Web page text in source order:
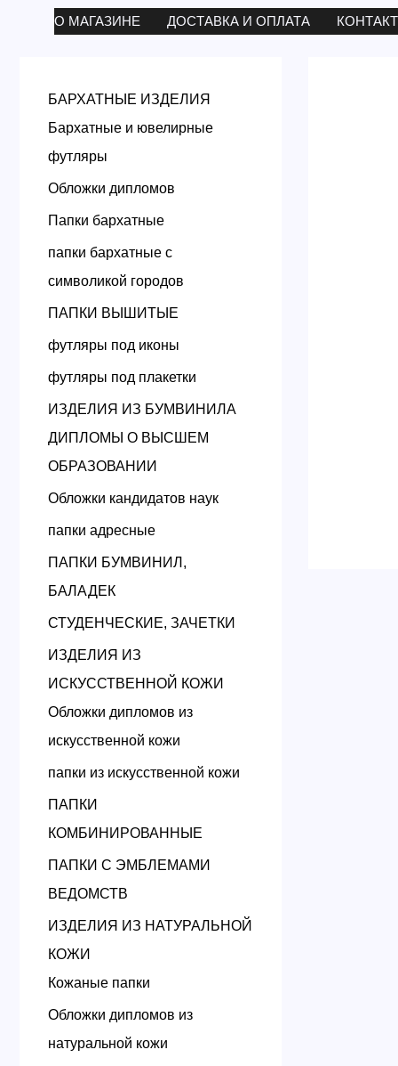
Перейти
О МАГАЗИНЕ ДОСТАВКА И ОПЛАТА
БАРХАТНЫЕ ИЗДЕЛИЯ
Бархатные и ювелирные
футляры
Обложки дипломов
Папки бархатные
папки бархатные с
символикой городов
ПАПКИ ВЫШИТЫЕ
футляры под иконы
футляры под плакетки
ИЗДЕЛИЯ ИЗ БУМВИНИЛА
ДИПЛОМЫ О ВЫСШЕМ
ОБРАЗОВАНИИ
Обложки кандидатов наук
папки адресные
ПАПКИ БУМВИНИЛ,
БАЛАДЕК
СТУДЕНЧЕСКИЕ, ЗАЧЕТКИ
ИЗДЕЛИЯ ИЗ
ИСКУССТВЕННОЙ КОЖИ
Обложки дипломов из
искусственной кожи
папки из искусственной кожи
ПАПКИ
КОМБИНИРОВАННЫЕ
ПАПКИ С ЭМБЛЕМАМИ
ВЕДОМСТВ
ИЗДЕЛИЯ ИЗ НАТУРАЛЬНОЙ
КОЖИ
Кожаные папки
Обложки дипломов из
натуральной кожи